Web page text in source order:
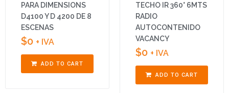
PARA DIMENSIONS
D4100 Y D 4200 DE 8
ESCENAS
$0 + IVA
ADD TO CART
TECHO IR 360° 6MTS
RADIO
AUTOCONTENIDO
VACANCY
$0 + IVA
ADD TO CART